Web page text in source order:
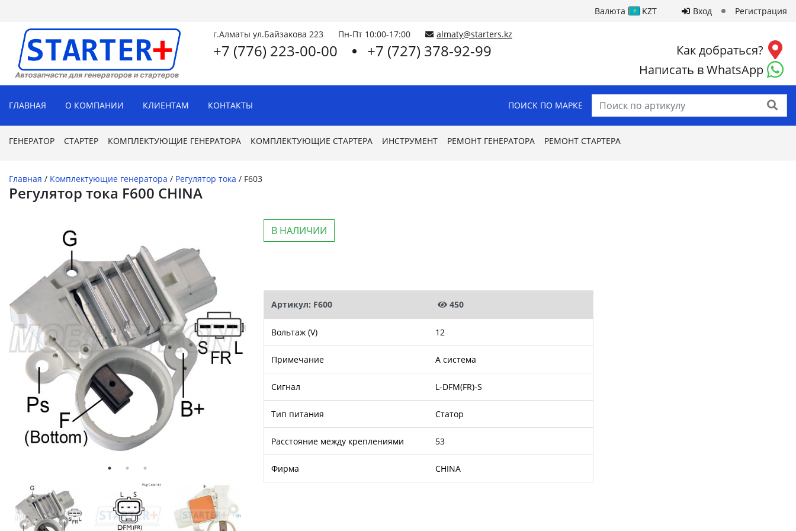
Валюта KZT Вход Регистрация
г.Алматы ул.Байзакова 223 Пн-Пт 10:00-17:00 almaty@starters.kz
+7 (776) 223-00-00 +7 (727) 378-92-99
Как добраться?
Написать в WhatsApp
ГЛАВНАЯ О КОМПАНИИ КЛИЕНТАМ КОНТАКТЫ ПОИСК ПО МАРКЕ Найти
ГЕНЕРАТОР СТАРТЕР КОМПЛЕКТУЮЩИЕ ГЕНЕРАТОРА КОМПЛЕКТУЮЩИЕ СТАРТЕРА ИНСТРУМЕНТ РЕМОНТ ГЕНЕРАТОРА РЕМОНТ СТАРТЕРА
Главная / Комплектующие генератора / Регулятор тока / F603
Регулятор тока F600 CHINA
В НАЛИЧИИ
Артикул: F600 450
Вольтаж (V) 12
Примечание A система
Сигнал L-DFM(FR)-S
Тип питания Статор
Расстояние между креплениями 53
Фирма CHINA